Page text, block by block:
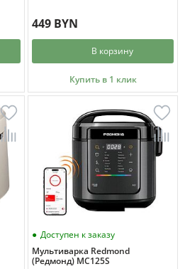
449 BYN
В корзину
Купить в 1 клик
Доступен к заказу
Мультиварка Redmond
(Редмонд) MC125S